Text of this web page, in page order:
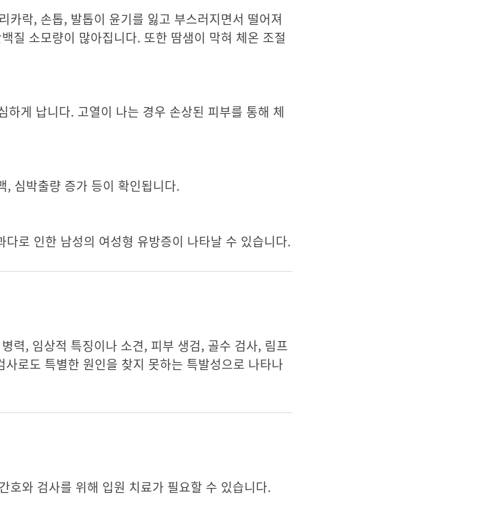
카락, 손톱, 발톱이 윤기를 잃고 부스러지면서 떨어져
질 소모량이 많아집니다. 또한 땀샘이 막혀 체온 조절
게 납니다. 고열이 나는 경우 손상된 피부를 통해 체
심박출량 증가 등이 확인됩니다.
로 인한 남성의 여성형 유방증이 나타날 수 있습니다.
력, 임상적 특징이나 소견, 피부 생검, 골수 검사, 림프
로도 특별한 원인을 찾지 못하는 특발성으로 나타나
호와 검사를 위해 입원 치료가 필요할 수 있습니다.